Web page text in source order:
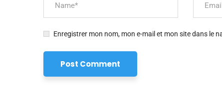
Enregistrer mon nom, mon e-mail et mon site dans le